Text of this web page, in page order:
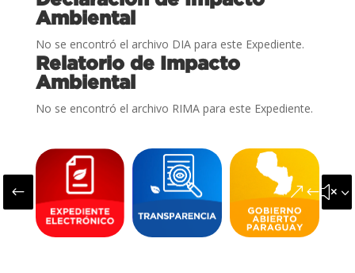
Ambiental
No se encontró el archivo DIA para este Expediente.
Relatorio de Impacto
Ambiental
No se encontró el archivo RIMA para este Expediente.
#